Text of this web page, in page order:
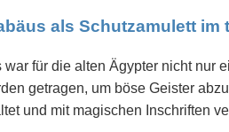
als Schutzamulett im
war für die alten Ägypter nicht nur
getragen, um böse Geister
und mit magischen Inschriften